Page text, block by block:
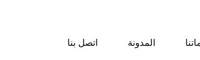
المدونة اتصل بنا